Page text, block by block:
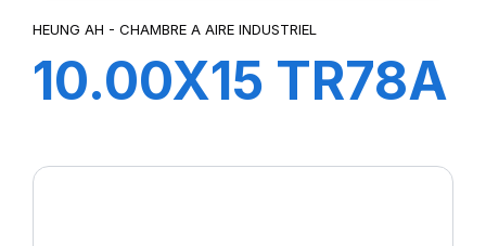
HEUNG AH - CHAMBRE A AIRE INDUSTRIEL
10.00X15 TR78A